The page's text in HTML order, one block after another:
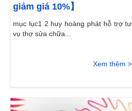
giảm giá 10%】
mục lục1 2 huy hoàng phát hỗ trợ
vụ thợ sửa chữa...
Xem thêm >